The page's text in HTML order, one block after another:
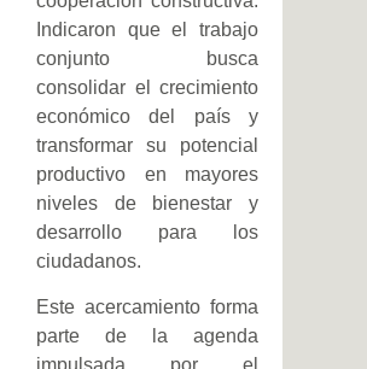
Indicaron que el trabajo
conjunto busca
consolidar el crecimiento
económico del país y
transformar su potencial
productivo en mayores
niveles de bienestar y
desarrollo para los
ciudadanos.
Este acercamiento forma
parte de la agenda